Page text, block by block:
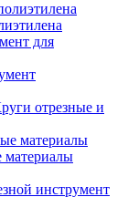
для
отрезные и
материалы